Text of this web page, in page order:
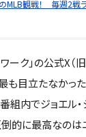
MLB観戦！ 毎週2戦
ク」の公式X（旧
も目立たなかっ
組内でジョエル
的に最高なのは